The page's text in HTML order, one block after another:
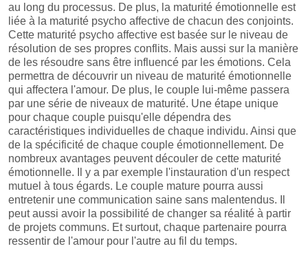
au long du processus. De plus, la maturité émotionnelle est
liée à la maturité psycho affective de chacun des conjoints.
Cette maturité psycho affective est basée sur le niveau de
résolution de ses propres conflits. Mais aussi sur la manière
de les résoudre sans être influencé par les émotions. Cela
permettra de découvrir un niveau de maturité émotionnelle
qui affectera l'amour. De plus, le couple lui-même passera
par une série de niveaux de maturité. Une étape unique
pour chaque couple puisqu'elle dépendra des
caractéristiques individuelles de chaque individu. Ainsi que
de la spécificité de chaque couple émotionnellement. De
nombreux avantages peuvent découler de cette maturité
émotionnelle. Il y a par exemple l'instauration d'un respect
mutuel à tous égards. Le couple mature pourra aussi
entretenir une communication saine sans malentendus. Il
peut aussi avoir la possibilité de changer sa réalité à partir
de projets communs. Et surtout, chaque partenaire pourra
ressentir de l'amour pour l'autre au fil du temps.